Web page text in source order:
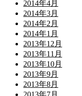
2014年4月
2014年3月
2014年2月
2014年1月
2013年12月
2013年11月
2013年10月
2013年9月
2013年8月